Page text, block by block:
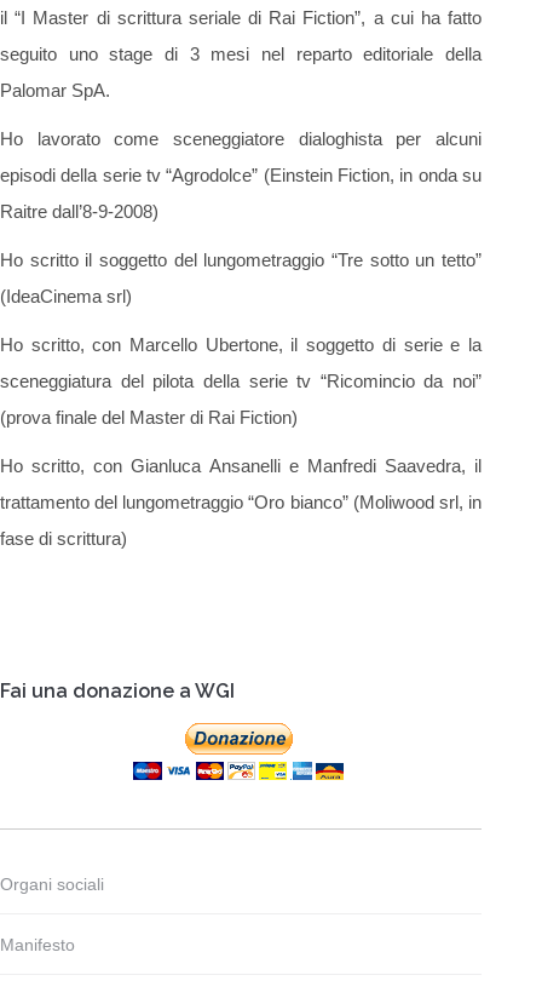
il “I Master di scrittura seriale di Rai Fiction”, a cui ha fatto
seguito uno stage di 3 mesi nel reparto editoriale della
Palomar SpA.
Ho lavorato come sceneggiatore dialoghista per alcuni
episodi della serie tv “Agrodolce” (Einstein Fiction, in onda su
Raitre dall’8-9-2008)
Ho scritto il soggetto del lungometraggio “Tre sotto un tetto”
(IdeaCinema srl)
Ho scritto, con Marcello Ubertone, il soggetto di serie e la
sceneggiatura del pilota della serie tv “Ricomincio da noi”
(prova finale del Master di Rai Fiction)
Ho scritto, con Gianluca Ansanelli e Manfredi Saavedra, il
trattamento del lungometraggio “Oro bianco” (Moliwood srl, in
fase di scrittura)
Fai una donazione a WGI
Organi sociali
Manifesto